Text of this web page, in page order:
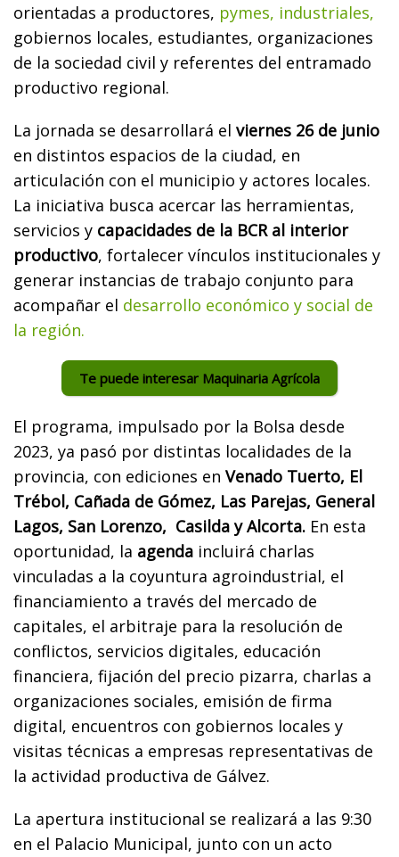
orientadas a productores, pymes, industriales,
gobiernos locales, estudiantes, organizaciones
de la sociedad civil y referentes del entramado
productivo regional.
La jornada se desarrollará el viernes 26 de junio
en distintos espacios de la ciudad, en
articulación con el municipio y actores locales.
La iniciativa busca acercar las herramientas,
servicios y capacidades de la BCR al interior
productivo, fortalecer vínculos institucionales y
generar instancias de trabajo conjunto para
acompañar el desarrollo económico y social de
la región.
Te puede interesar Maquinaria Agrícola
El programa, impulsado por la Bolsa desde
2023, ya pasó por distintas localidades de la
provincia, con ediciones en Venado Tuerto, El
Trébol, Cañada de Gómez, Las Parejas, General
Lagos, San Lorenzo, Casilda y Alcorta. En esta
oportunidad, la agenda incluirá charlas
vinculadas a la coyuntura agroindustrial, el
financiamiento a través del mercado de
capitales, el arbitraje para la resolución de
conflictos, servicios digitales, educación
financiera, fijación del precio pizarra, charlas a
organizaciones sociales, emisión de firma
digital, encuentros con gobiernos locales y
visitas técnicas a empresas representativas de
la actividad productiva de Gálvez.
La apertura institucional se realizará a las 9:30
en el Palacio Municipal, junto con un acto